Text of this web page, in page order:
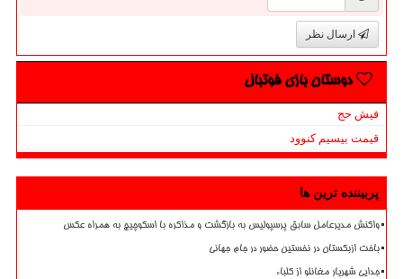
ارسال نظر
دوستان بازی فوتبال
فیش حج
قیمت بیسیم کنوود
پربیننده ترین ها
واکنش مدیرعامل سابق پرسپولیس به بازگشت و مذاکره با اسکوچیچ به همراه عکس
باخت ازبکستان در نخستین حضور در جام جهانی
جدایی شهریار مغانلو از کلباء